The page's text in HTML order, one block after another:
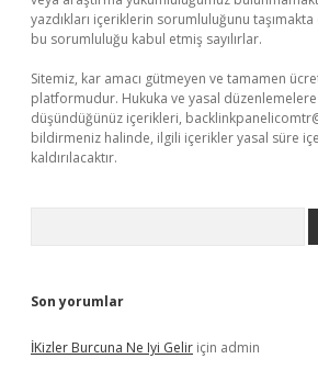
yazdıkları içeriklerin sorumluluğunu
bu sorumluluğu kabul etmiş sayılırlar.
Sitemiz, kar amacı gütmeyen ve tamamen
platformudur. Hukuka ve yasal düzenlemelere
düşündüğünüz içerikleri,
bildirmeniz halinde, ilgili içerikler yasal süre
kaldırılacaktır.
Son yorumlar
İKizler Burcuna Ne Iyi Gelir için admin